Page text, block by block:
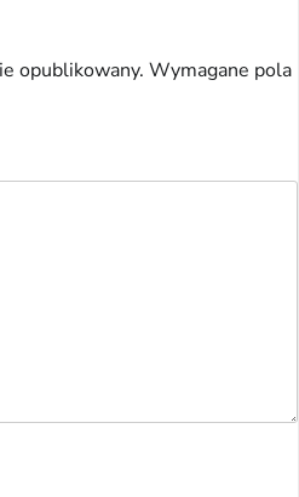
opublikowany. Wymagane pola